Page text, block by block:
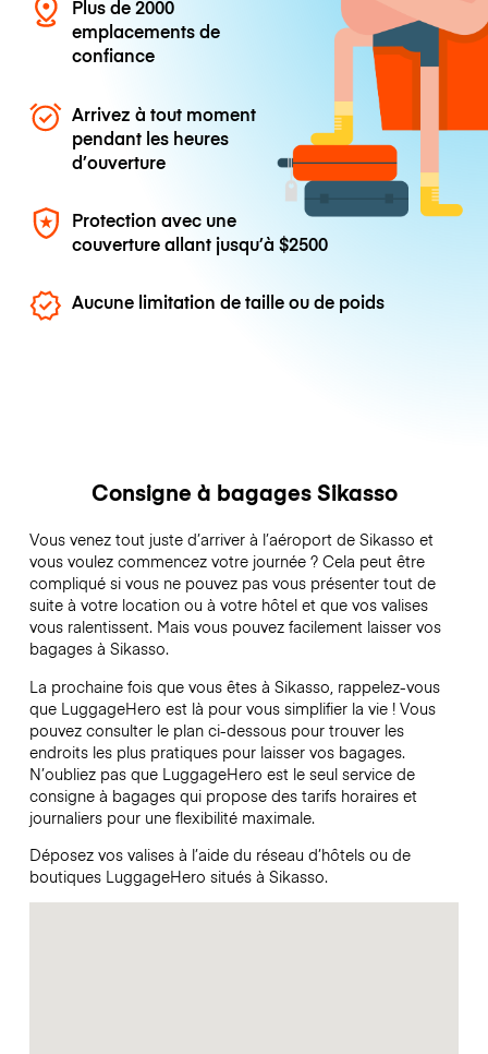
Plus de 2000
emplacements de
confiance
Arrivez à tout moment
pendant les heures
d’ouverture
Protection avec une
couverture allant jusqu’à$2500
Aucune limitation de taille ou de poids
Consigne à bagages Sikasso
Vous venez tout juste d’arriver à l’aéroport de Sikasso et
vous voulez commencez votre journée ? Cela peut être
compliqué si vous ne pouvez pas vous présenter tout de
suite à votre location ou à votre hôtel et que vos valises
vous ralentissent. Mais vous pouvez facilement laisser vos
bagages à Sikasso.
La prochaine fois que vous êtes à Sikasso, rappelez-vous
que LuggageHero est là pour vous simplifier la vie ! Vous
pouvez consulter le plan ci-dessous pour trouver les
endroits les plus pratiques pour laisser vos bagages.
N’oubliez pas que LuggageHero est le seul service de
consigne à bagages qui propose des tarifs horaires et
journaliers pour une flexibilité maximale.
Déposez vos valises à l’aide du réseau d’hôtels ou de
boutiques LuggageHero situés à Sikasso.